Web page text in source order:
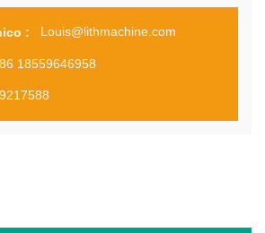
: Louis@lithmachine.com
18559646958